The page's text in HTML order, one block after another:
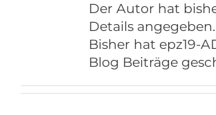
Der Autor hat
Details angegeben.
Bisher hat epz19-
Blog Beiträge